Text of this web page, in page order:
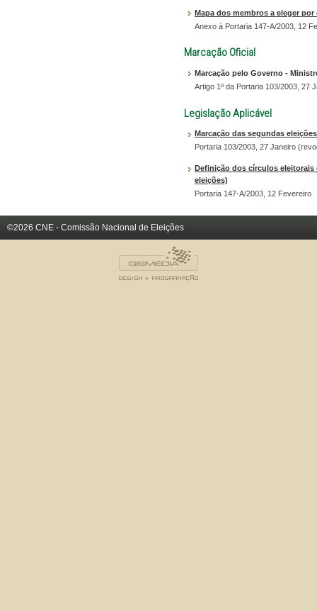
Mapa dos membros a eleger
Anexo à Portaria 147-A/2003, 12
Marcação Oficial
Marcação pelo Governo -
Artigo 1º da Portaria 103/2003, 27
Legislação Aplicável
Marcação das segundas
Portaria 103/2003, 27 Janeiro
Definição dos círculos eleitorais
eleições)
Portaria 147-A/2003, 12 Fevereiro
©2026 CNE - Comissão Nacional de Eleições